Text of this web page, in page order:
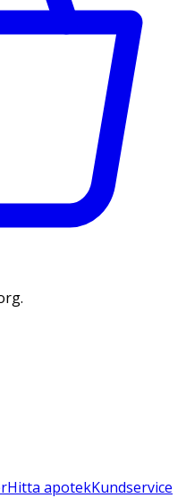
Hitta apotekKundservice